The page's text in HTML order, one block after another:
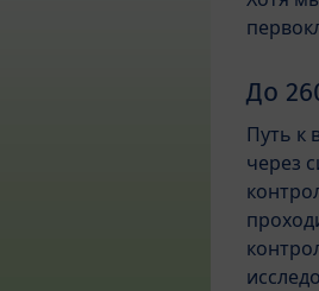
До
Путь к
через